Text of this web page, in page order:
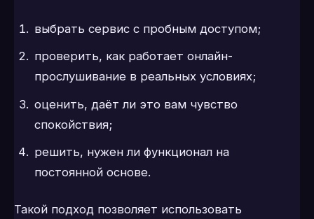
выбрать сервис с пробным доступом;
проверить, как работает онлайн-
прослушивание в реальных условиях;
оценить, даёт ли это вам чувство
спокойствия;
решить, нужен ли функционал на
постоянной основе.
Такой подход позволяет использовать